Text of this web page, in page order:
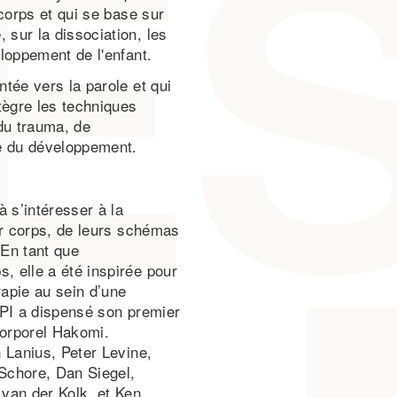
et qui se base sur
sur la dissociation, les
de l'enfant.
vers la parole et qui
les techniques
trauma, de
du développement.
s’intéresser à la
corps, de leurs schémas
tant que
elle a été inspirée pour
au sein d’une
a dispensé son premier
Hakomi.
Peter Levine,
Dan Siegel,
der Kolk, et Ken